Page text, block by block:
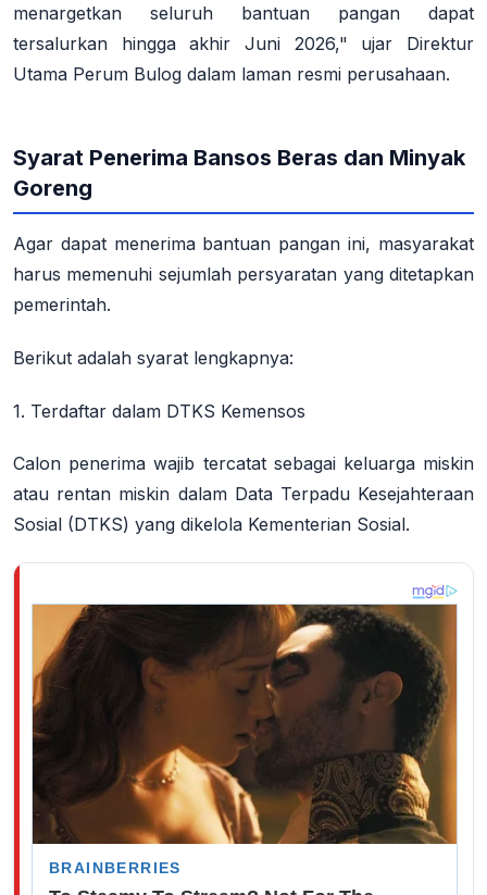
menargetkan seluruh bantuan pangan dapat
tersalurkan hingga akhir Juni 2026," ujar Direktur
Utama Perum Bulog dalam laman resmi perusahaan.
Syarat Penerima Bansos Beras dan Minyak
Goreng
Agar dapat menerima bantuan pangan ini, masyarakat
harus memenuhi sejumlah persyaratan yang ditetapkan
pemerintah.
Berikut adalah syarat lengkapnya:
1. Terdaftar dalam DTKS Kemensos
Calon penerima wajib tercatat sebagai keluarga miskin
atau rentan miskin dalam Data Terpadu Kesejahteraan
Sosial (DTKS) yang dikelola Kementerian Sosial.